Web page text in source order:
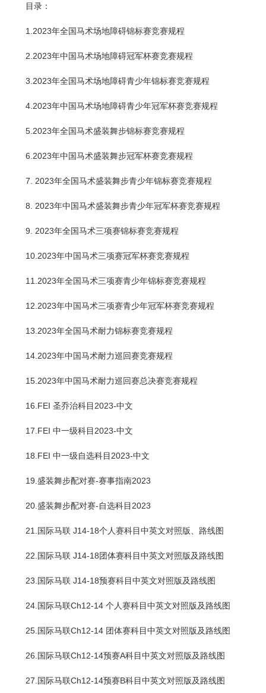
目录：
1.2023年全国马术场地障碍锦标赛竞赛规程
2.2023年中国马术场地障碍冠军杯赛竞赛规程
3.2023年全国马术场地障碍青少年锦标赛竞赛规程
4.2023年中国马术场地障碍青少年冠军杯赛竞赛规程
5.2023年全国马术盛装舞步锦标赛竞赛规程
6.2023年中国马术盛装舞步冠军杯赛竞赛规程
7. 2023年全国马术盛装舞步青少年锦标赛竞赛规程
8. 2023年中国马术盛装舞步青少年冠军杯赛竞赛规程
9. 2023年全国马术三项赛锦标赛竞赛规程
10.2023年中国马术三项赛冠军杯赛竞赛规程
11.2023年全国马术三项赛青少年锦标赛竞赛规程
12.2023年中国马术三项赛青少年冠军杯赛竞赛规程
13.2023年全国马术耐力锦标赛竞赛规程
14.2023年中国马术耐力巡回赛竞赛规程
15.2023年中国马术耐力巡回赛总决赛竞赛规程
16.FEI 圣乔治科目2023-中文
17.FEI 中一级科目2023-中文
18.FEI 中一级自选科目2023-中文
19.盛装舞步配对赛-赛事指南2023
20.盛装舞步配对赛-自选科目2023
21.国际马联 J14-18个人赛科目中英文对照版、路线图
22.国际马联 J14-18团体赛科目中英文对照版及路线图
23.国际马联 J14-18预赛科目中英文对照版及路线图
24.国际马联Ch12-14 个人赛科目中英文对照版及路线图
25.国际马联Ch12-14 团体赛科目中英文对照版及路线图
26.国际马联Ch12-14预赛A科目中英文对照版及路线图
27.国际马联Ch12-14预赛B科目中英文对照版及路线图